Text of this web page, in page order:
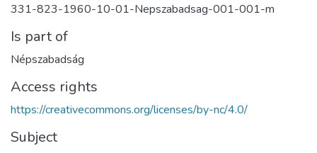
331-823-1960-10-01-Nepszabadsag-001-001-m
Is part of
Népszabadság
Access rights
https://creativecommons.org/licenses/by-nc/4.0/
Subject